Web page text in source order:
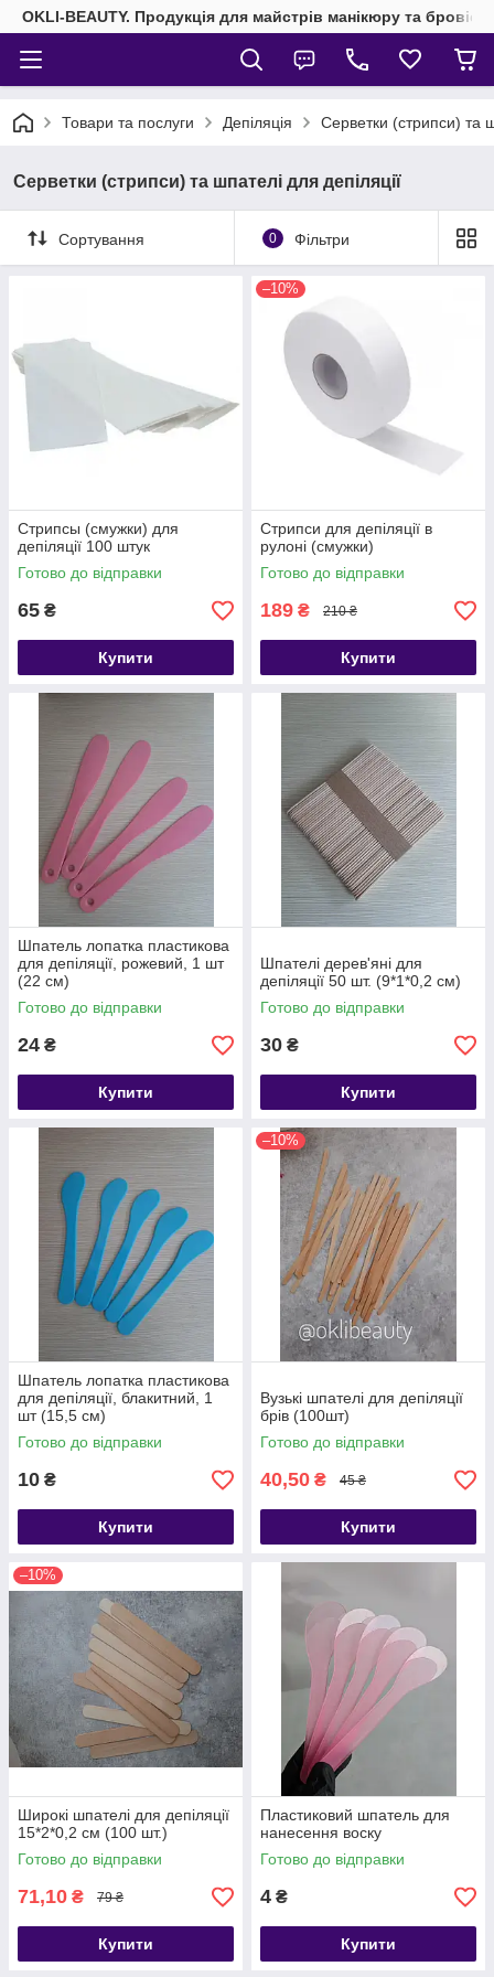
OKLI-BEAUTY. Продукція для майстрів манікюру та
Товари та послуги Депіляція Серветки (стрипси) та
Серветки (стрипси) та шпателі для депіляції
Сортування 0 Фільтри
Стрипсы (смужки) для
депіляції 100 штук
Готово до відправки
65 ₴
Купити
–10%
Стрипси для депіляції в
рулоні (смужки)
Готово до відправки
189 ₴ 210 ₴
Купити
Шпатель лопатка пластикова
для депіляції, рожевий, 1 шт
(22 см)
Готово до відправки
24 ₴
Купити
Шпателі дерев'яні для
депіляції 50 шт. (9*1*0,2 см)
Готово до відправки
30 ₴
Купити
Шпатель лопатка пластикова
для депіляції, блакитний, 1
шт (15,5 см)
Готово до відправки
10 ₴
Купити
–10%
Вузькі шпателі для депіляції
брів (100шт)
Готово до відправки
40,50 ₴ 45 ₴
Купити
–10%
Широкі шпателі для депіляції
15*2*0,2 см (100 шт.)
Готово до відправки
71,10 ₴ 79 ₴
Купити
Пластиковий шпатель для
нанесення воску
Готово до відправки
4 ₴
Купити